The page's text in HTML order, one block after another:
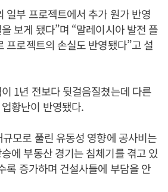
일부 프로젝트에서 추가 원가 반영
보게 됐다”며 “말레이시아 발전 플
프로젝트의 손실도 반영됐다”고 설
1년 전보다 뒷걸음질쳤는데 다른
황난이 반영됐다.
모로 풀린 유동성 영향에 공사비는
에 부동산 경기는 침체기를 겪고 있
록 증가하며 건설사들에 부담을 안